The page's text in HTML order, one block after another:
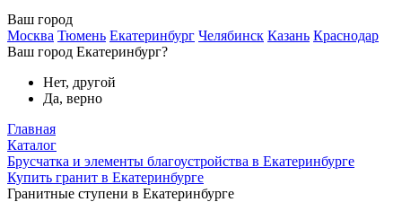
Ваш город
Москва Тюмень Екатеринбург Челябинск Казань Краснодар
Ваш город Екатеринбург?
Нет, другой
Да, верно
Главная
Каталог
Брусчатка и элементы благоустройства в Екатеринбурге
Купить гранит в Екатеринбурге
Гранитные ступени в Екатеринбурге